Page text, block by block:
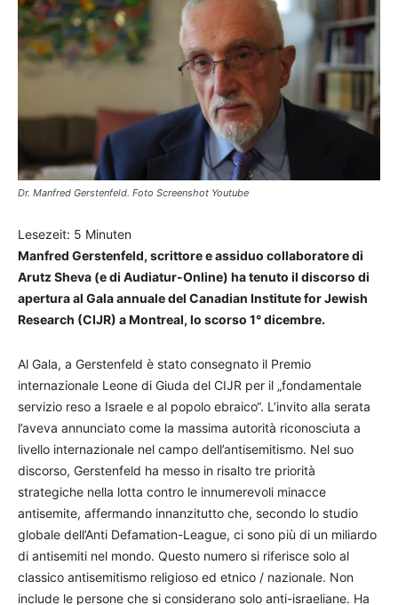
Dr. Manfred Gerstenfeld. Foto Screenshot Youtube
Lesezeit: 5 Minuten
Manfred Gerstenfeld, scrittore e assiduo collaboratore di
Arutz Sheva (e di Audiatur-Online) ha tenuto il discorso di
apertura al Gala annuale del Canadian Institute for Jewish
Research (CIJR) a Montreal, lo scorso 1° dicembre.
Al Gala, a Gerstenfeld è stato consegnato il Premio
internazionale Leone di Giuda del CIJR per il „fondamentale
servizio reso a Israele e al popolo ebraico“. L’invito alla serata
l’aveva annunciato come la massima autorità riconosciuta a
livello internazionale nel campo dell’antisemitismo. Nel suo
discorso, Gerstenfeld ha messo in risalto tre priorità
strategiche nella lotta contro le innumerevoli minacce
antisemite, affermando innanzitutto che, secondo lo studio
globale dell’Anti Defamation-League, ci sono più di un miliardo
di antisemiti nel mondo. Questo numero si riferisce solo al
classico antisemitismo religioso ed etnico / nazionale. Non
include le persone che si considerano solo anti-israeliane. Ha